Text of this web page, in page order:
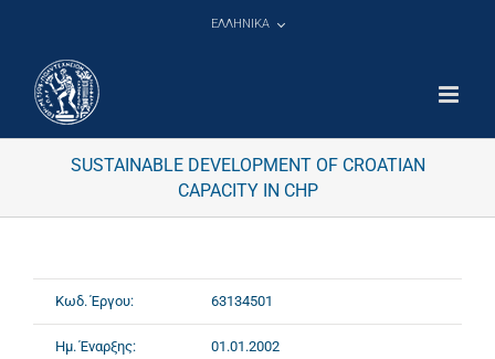
ΕΛΛΗΝΙΚΑ
SUSTAINABLE DEVELOPMENT OF CROATIAN
CAPACITY IN CHP
Κωδ. Έργου: 63134501
Ημ. Έναρξης: 01.01.2002